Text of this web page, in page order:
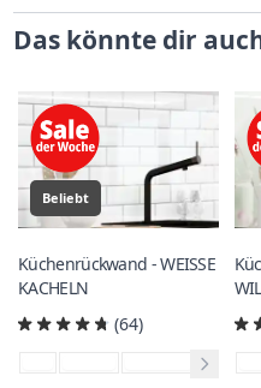
Das könnte dir
Beliebt
Küchenrückwand - WEISSE
KACHELN
(64)